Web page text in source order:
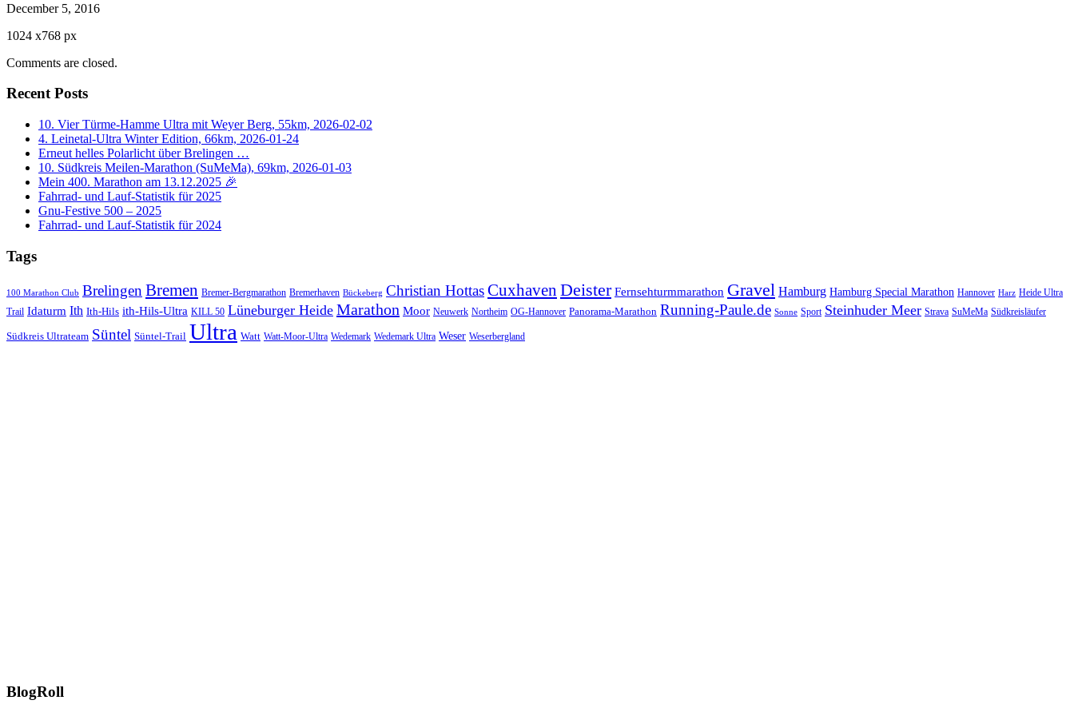
December 5, 2016
1024 x768 px
Comments are closed.
Recent Posts
10. Vier Türme-Hamme Ultra mit Weyer Berg, 55km, 2026-02-02
4. Leinetal-Ultra Winter Edition, 66km, 2026-01-24
Erneut helles Polarlicht über Brelingen …
10. Südkreis Meilen-Marathon (SuMeMa), 69km, 2026-01-03
Mein 400. Marathon am 13.12.2025 🎉
Fahrrad- und Lauf-Statistik für 2025
Gnu-Festive 500 – 2025
Fahrrad- und Lauf-Statistik für 2024
Tags
100 Marathon Club BrelingenBremen Bremer-Bergmarathon Bremerhaven Bückeberg Christian HottasCuxhaven Deister Fernsehturmmarathon Gravel Hamburg Hamburg Special Marathon Hannover Harz Heide Ultra
Trail Idaturm Ith Ith-Hils ith-Hils-Ultra KILL 50 Lüneburger Heide Marathon Moor Neuwerk Northeim OG-Hannover Panorama-Marathon Running-Paule.de Sonne Sport Steinhuder Meer Strava SuMeMa Südkreisläufer
Südkreis Ultrateam Süntel Süntel-Trail Ultra Watt Watt-Moor-Ultra Wedemark Wedemark Ultra Weser Weserbergland
BlogRoll